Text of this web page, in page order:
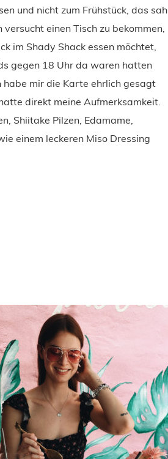
und nicht zum Frühstück, das sah
einen Tisch zu bekommen,
im Shady Shack essen möchtet,
gegen 18 Uhr da waren hatten
habe mir die Karte ehrlich gesagt
direkt meine Aufmerksamkeit.
Shiitake Pilzen, Edamame,
einem leckeren Miso Dressing